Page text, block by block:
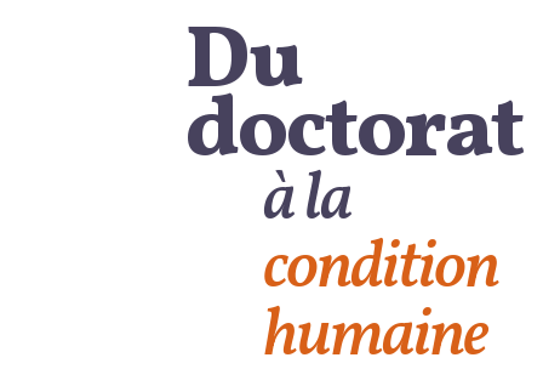
Du
doctorat
à la
condition
humaine